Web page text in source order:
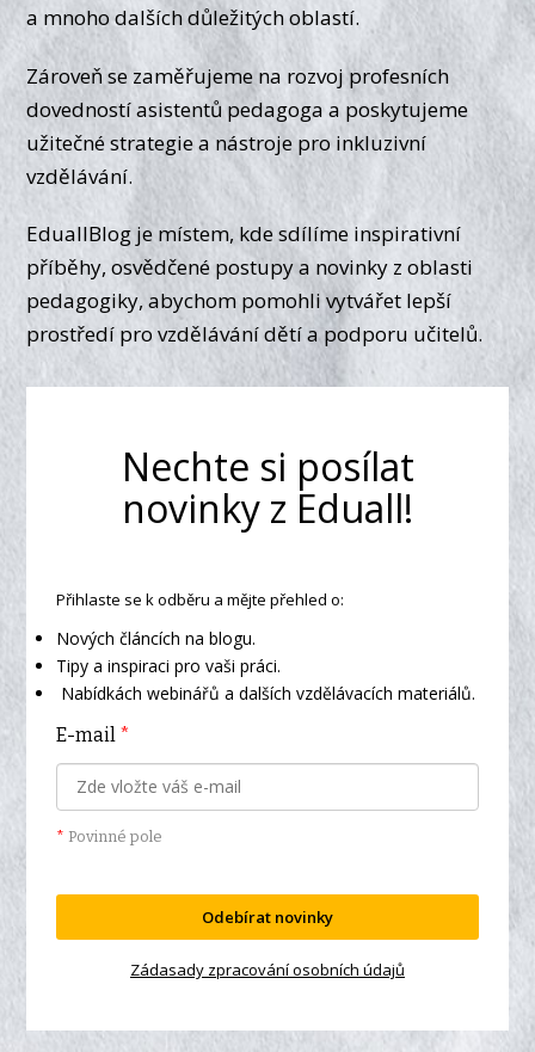
a mnoho dalších důležitých oblastí.
Zároveň se zaměřujeme na rozvoj profesních
dovedností asistentů pedagoga a poskytujeme
užitečné strategie a nástroje pro inkluzivní
vzdělávání.
EduallBlog je místem, kde sdílíme inspirativní
příběhy, osvědčené postupy a novinky z oblasti
pedagogiky, abychom pomohli vytvářet lepší
prostředí pro vzdělávání dětí a podporu učitelů.
Nechte si posílat
novinky z Eduall!
Přihlaste se k odběru a mějte přehled o:
Nových článcích na blogu.
Tipy a inspiraci pro vaši práci.
Nabídkách webinářů a dalších vzdělávacích materiálů.
E-mail *
* Povinné pole
Odebírat novinky
Zádasady zpracování osobních údajů